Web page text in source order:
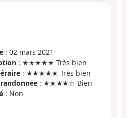
: 02 mars 2021
: ★★★★★ Très bien
: ★★★★★ Très bien
: ★★★★☆ Bien
: Non